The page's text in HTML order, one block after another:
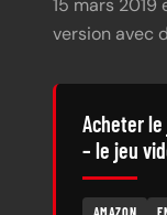
15 mars
version avec
Acheter le
– le jeu
AMAZON